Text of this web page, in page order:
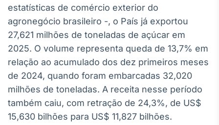
conteúdos e
dados
Broadcast
Ticker
Cotações e
headlines de
notícias
Broadcast
Widgets
estatísticas de comércio exterior do
agronegócio brasileiro -, o País já exportou
27,621 milhões de toneladas de açúcar em
2025. O volume representa queda de 13,7% em
relação ao acumulado dos dez primeiros meses
de 2024, quando foram embarcadas 32,020
milhões de toneladas. A receita nesse período
também caiu, com retração de 24,3%, de US$
15,630 bilhões para US$ 11,827 bilhões.